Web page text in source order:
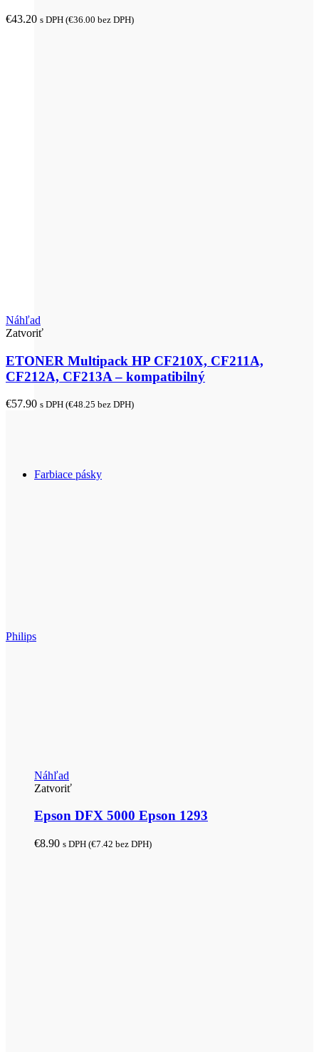
Farbiace pásky
Náhľad
Zatvoriť
Epson DFX 5000 Epson 1293
€8.90 s DPH (€7.42 bez DPH)
€43.20 s DPH (€36.00 bez DPH)
Náhľad
Zatvoriť
ETONER Multipack HP CF210X, CF211A,
CF212A, CF213A – kompatibilný
€57.90 s DPH (€48.25 bez DPH)
Philips